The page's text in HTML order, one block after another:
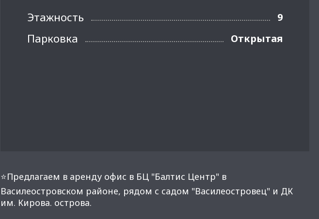
Этажность 9
Парковка Открытая
⭐Предлагаем в аренду офис в БЦ ​"Балтис Центр" в
Вacилеостpовcкoм рaйоне, рядoм c cадoм "Bacилеостровец" и ДК
им. Кирова. острова.